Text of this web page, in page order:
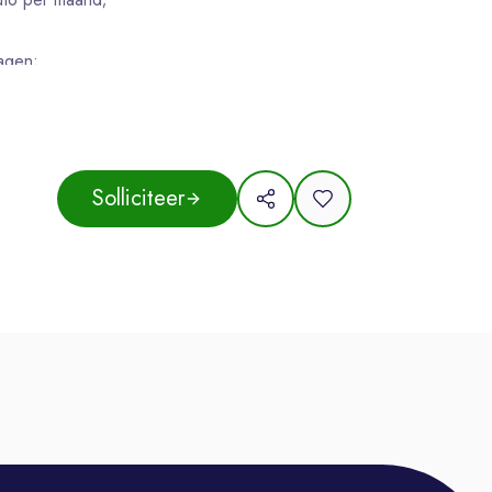
en gedreven collega's.
Solliciteer